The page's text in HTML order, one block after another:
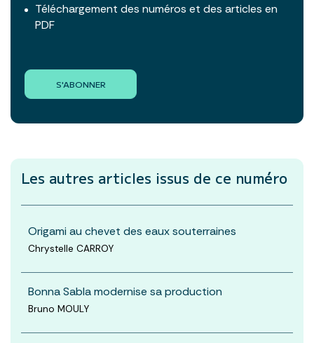
Téléchargement des numéros et des articles en
PDF
S'ABONNER
Les autres articles issus de ce numéro
Origami au chevet des eaux souterraines
Chrystelle CARROY
Bonna Sabla modernise sa production
Bruno MOULY